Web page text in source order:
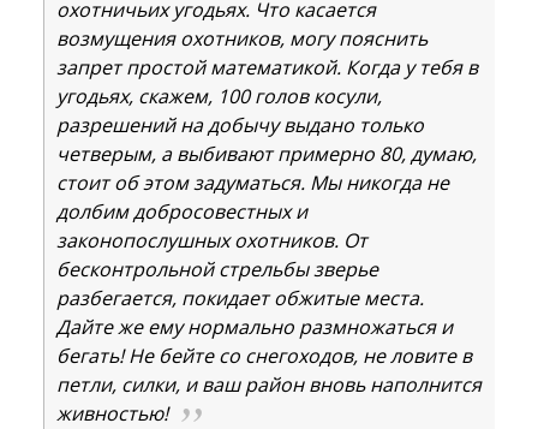
охотничьих угодьях. Что касается
возмущения охотников, могу пояснить
запрет простой математикой. Когда у тебя в
угодьях, скажем, 100 голов косули,
разрешений на добычу выдано только
четверым, а выбивают примерно 80, думаю,
стоит об этом задуматься. Мы никогда не
долбим добросовестных и
законопослушных охотников. От
бесконтрольной стрельбы зверье
разбегается, покидает обжитые места.
Дайте же ему нормально размножаться и
бегать! Не бейте со снегоходов, не ловите в
петли, силки, и ваш район вновь наполнится
живностью!